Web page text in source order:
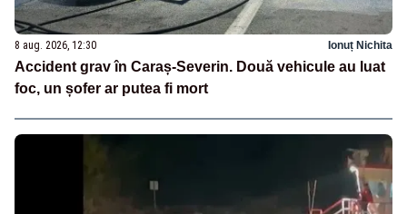
8 aug. 2026, 12:30 Ionuț Nichita
Accident grav în Caraș-Severin. Două vehicule au luat
foc, un șofer ar putea fi mort